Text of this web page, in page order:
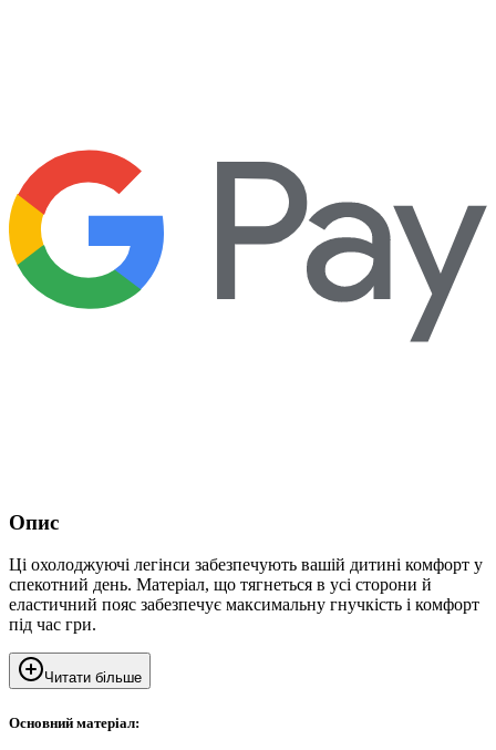
Опис
Ці охолоджуючі легінси забезпечують вашій дитині комфорт у
спекотний день. Матеріал, що тягнеться в усі сторони й
еластичний пояс забезпечує максимальну гнучкість і комфорт
під час гри.
Читати більше
Основний матеріал: